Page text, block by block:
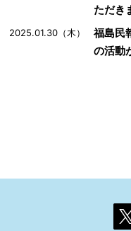
ただき
2025.01.30（木）
福島民
の活動